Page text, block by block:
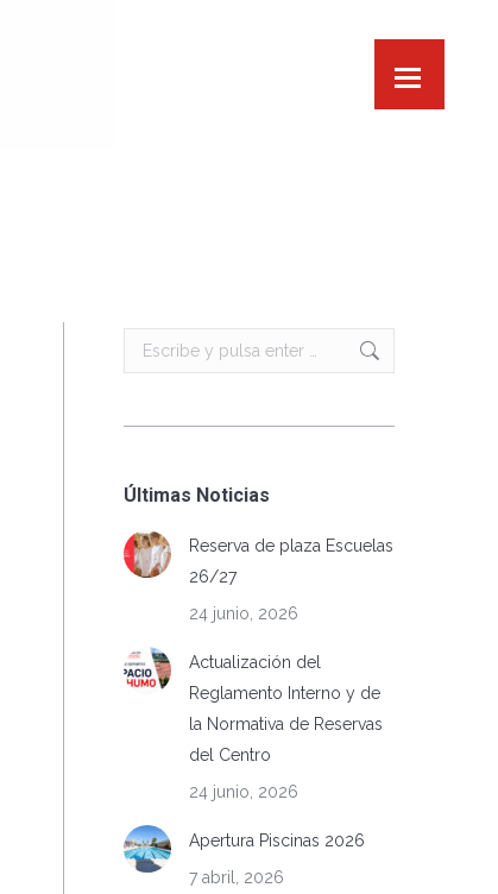
Buscar:
Últimas Noticias
Reserva de plaza Escuelas
26/27
24 junio, 2026
Actualización del
Reglamento Interno y de
la Normativa de Reservas
del Centro
24 junio, 2026
Apertura Piscinas 2026
7 abril, 2026